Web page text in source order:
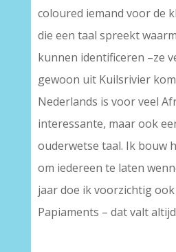
coloured iemand voor de
die een taal spreekt
kunnen identificeren –ze
gewoon uit Kuilsrivier
Nederlands is voor veel
interessante, maar ook
ouderwetse taal. Ik bouw
om iedereen te laten
jaar doe ik voorzichtig
Papiaments – dat valt